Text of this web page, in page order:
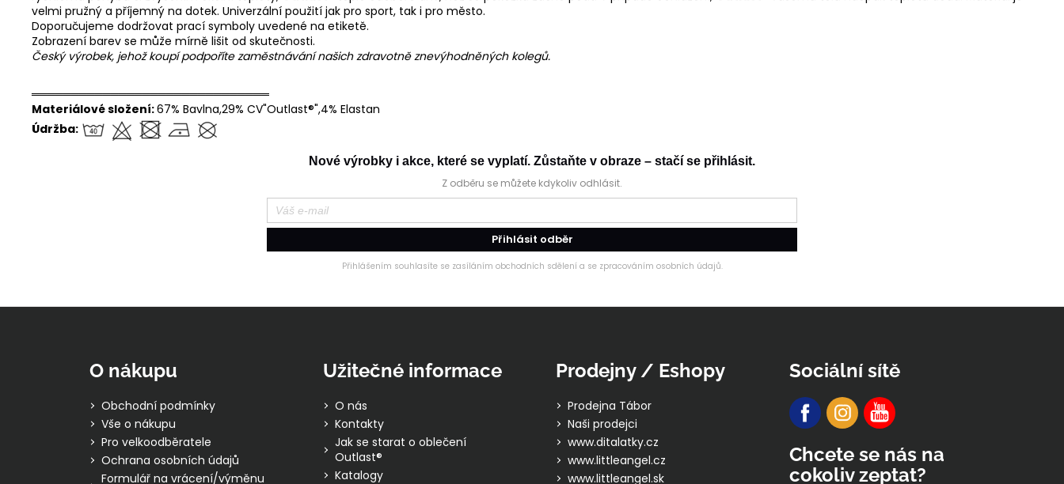
velmi pružný a příjemný na dotek. Univerzální použití jak pro sport, tak i pro město.
Doporučujeme dodržovat prací symboly uvedené na etiketě.
Zobrazení barev se může mírně lišit od skutečnosti.
Český výrobek, jehož koupí podpoříte zaměstnávání našich zdravotně znevýhodněných kolegů.
══════════════════════════════
Materiálové složení:67% Bavlna,29% CV"Outlast®",4% Elastan
Údržba:
Nové výrobky i akce, které se vyplatí. Zůstaňte v obraze – stačí se přihlásit.
Z odběru se můžete kdykoliv odhlásit.
Přihlásit odběr
Přihlášením souhlasíte se zasíláním obchodních sdělení a se zpracováním osobních údajů.
O nákupu
Obchodní podmínky
Vše o nákupu
Pro velkoodběratele
Ochrana osobních údajů
Formulář na vrácení/výměnu
Užitečné informace
O nás
Kontakty
Jak se starat o oblečení
Outlast®
Katalogy
Prodejny / Eshopy
Prodejna Tábor
Naši prodejci
www.ditalatky.cz
www.littleangel.cz
www.littleangel.sk
Sociální sítě
Chcete se nás na
cokoliv zeptat?